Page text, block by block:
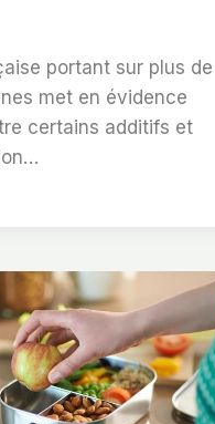
portant sur plus de
met en évidence
certains additifs et